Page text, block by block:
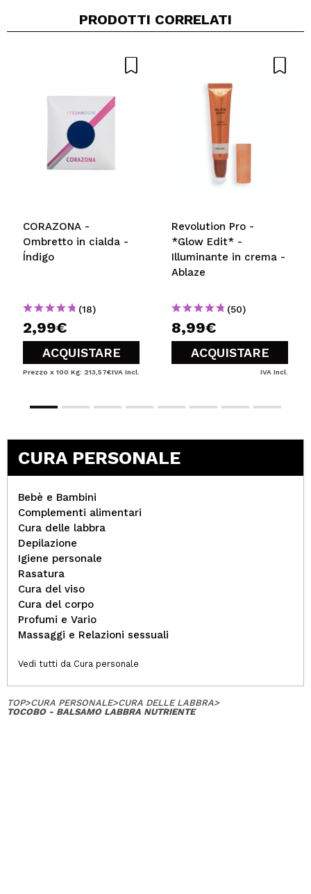
Il tuo video potrebbe essere il primo. Immaginalo...
Consiglieresti questo acquisto? Si
PRODOTTI CORRELATI
CORAZONA -
Ombretto in cialda -
Índigo
(18)
2,99€
ACQUISTARE
Prezzo x 100 Kg: 213,57€IVA Incl.
Revolution Pro -
*Glow Edit* -
Illuminante in crema -
Ablaze
(50)
8,99€
ACQUISTARE
IVA Incl.
CURA PERSONALE
Bebè e Bambini
Complementi alimentari
Cura delle labbra
Depilazione
Igiene personale
Rasatura
Cura del viso
Cura del corpo
Profumi e Vario
Massaggi e Relazioni sessuali
Vedi tutti da Cura personale
TOP>CURA PERSONALE>CURA DELLE LABBRA>
TOCOBO - BALSAMO LABBRA NUTRIENTE